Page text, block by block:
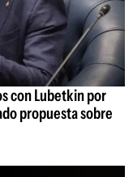
con Lubetkin por
propuesta sobre